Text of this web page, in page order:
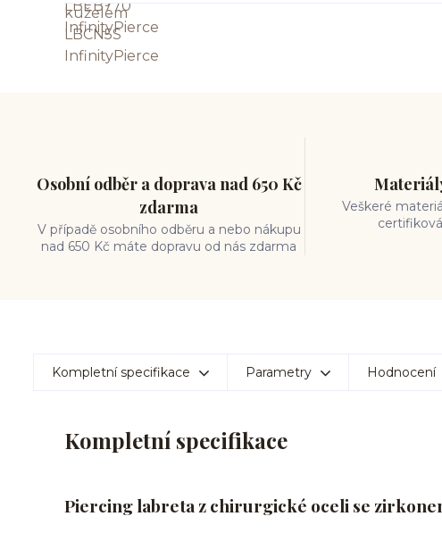
Osobní odběr a doprava nad 650 Kč
zdarma
V případě osobního odběru a nebo nákupu
nad 650 Kč máte dopravu od nás zdarma
Veškeré
Kompletní specifikace Parametry Hodnocení
Kompletní specifikace
Piercing labreta z chirurgické oceli se